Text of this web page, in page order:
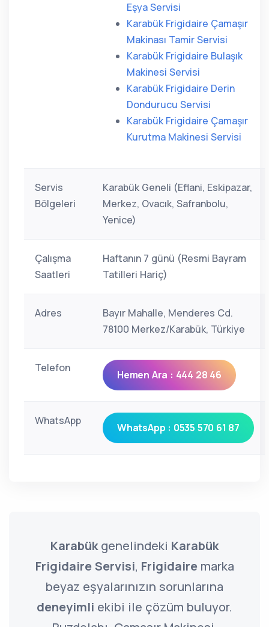
Eşya Servisi
Karabük Frigidaire Çamaşır
Makinası Tamir Servisi
Karabük Frigidaire Bulaşık
Makinesi Servisi
Karabük Frigidaire Derin
Dondurucu Servisi
Karabük Frigidaire Çamaşır
Kurutma Makinesi Servisi
Servis
Bölgeleri
Karabük Geneli (Eflani, Eskipazar,
Merkez, Ovacık, Safranbolu,
Yenice)
Çalışma
Saatleri
Haftanın 7 günü (Resmi Bayram
Tatilleri Hariç)
Adres
Bayır Mahalle, Menderes Cd.
78100 Merkez/Karabük, Türkiye
Telefon
Hemen Ara : 444 28 46
WhatsApp
WhatsApp : 0535 570 61 87
Karabükgenelindeki Karabük
Frigidaire Servisi, Frigidairemarka
beyaz eşyalarınızın sorunlarına
deneyimli ekibi ile çözüm buluyor.